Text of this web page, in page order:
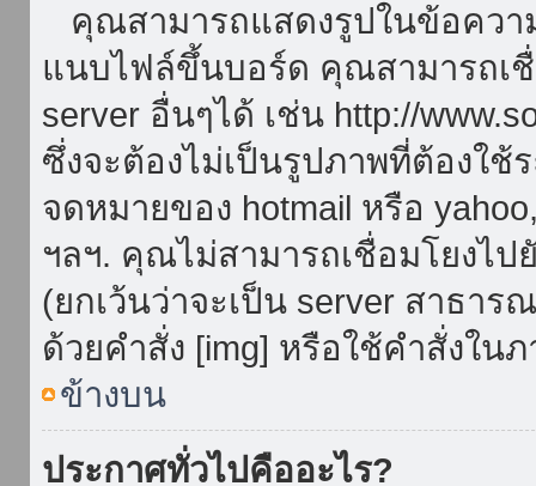
คุณสามารถแสดงรูปในข้อคว
แนบไฟล์ขึ้นบอร์ด คุณสามารถเชื่
server อื่นๆได้ เช่น http://
ซึ่งจะต้องไม่เป็นรูปภาพที่ต้องใ
จดหมายของ hotmail หรือ
ฯลฯ. คุณไม่สามารถเชื่อมโยงไ
(ยกเว้นว่าจะเป็น server สาธาร
ด้วยคำสั่ง [img] หรือใช้คำสั่งใ
ข้างบน
ประกาศทั่วไปคืออะไร?